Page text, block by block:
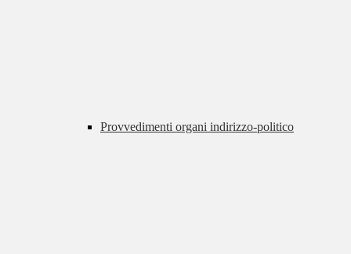
Provvedimenti organi indirizzo-politico